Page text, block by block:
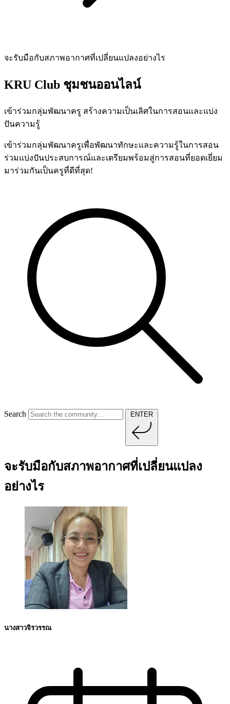
จะรับมือกับสภาพอากาศที่เปลี่ยนแปลงอย่างไร
KRU Club ชุมชนออนไลน์
เข้าร่วมกลุ่มพัฒนาครู สร้างความเป็นเลิศในการสอนและแบ่ง
ปันความรู้
เข้าร่วมกลุ่มพัฒนาครูเพื่อพัฒนาทักษะและความรู้ในการสอน
ร่วมแบ่งปันประสบการณ์และเตรียมพร้อมสู่การสอนที่ยอดเยี่ยม
มาร่วมกันเป็นครูที่ดีที่สุด!
Search ENTER
จะรับมือกับสภาพอากาศที่เปลี่ยนแปลง
อย่างไร
นางสาวจิรวรรณ